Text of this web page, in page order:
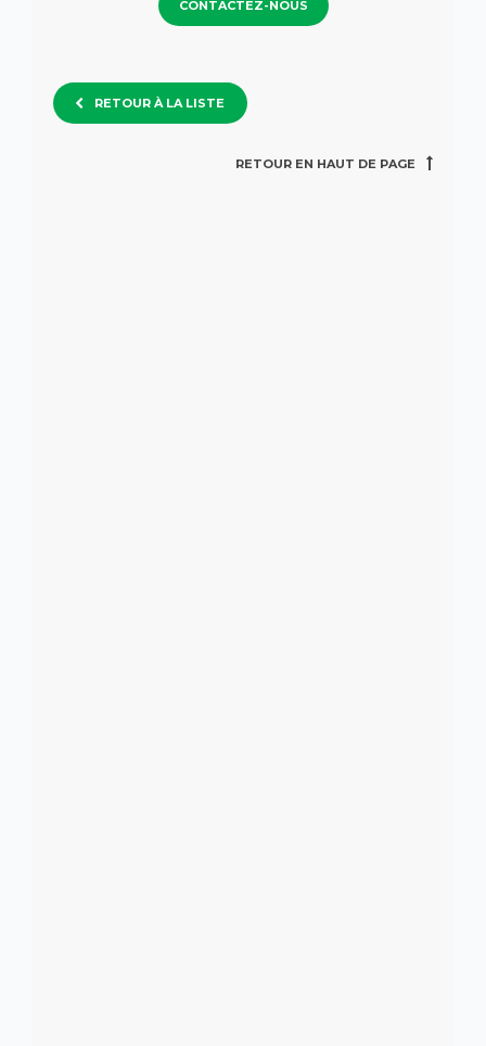
CONTACTEZ-NOUS
RETOUR À LA LISTE
RETOUR EN HAUT DE PAGE